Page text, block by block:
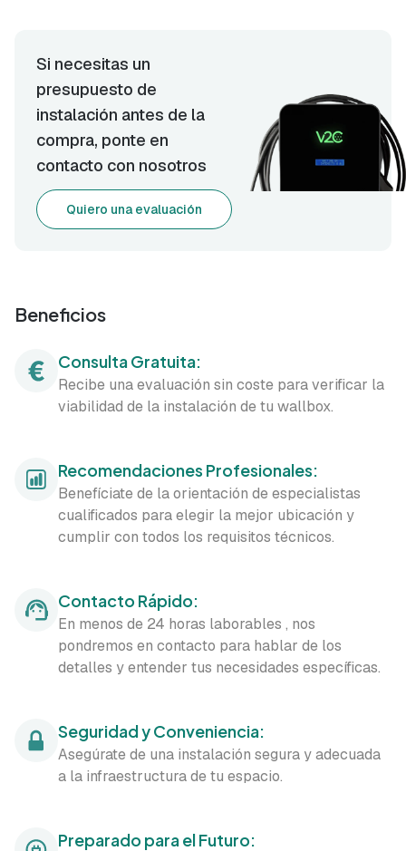
Si necesitas un
presupuesto de
instalación antes de la
compra, ponte en
contacto con nosotros
Quiero una evaluación
Beneficios
Consulta Gratuita:
Recibe una evaluación sin coste para verificar la
viabilidad de la instalación de tu wallbox.
Recomendaciones Profesionales:
Benefíciate de la orientación de especialistas
cualificados para elegir la mejor ubicación y
cumplir con todos los requisitos técnicos.
Contacto Rápido:
En menos de 24 horas laborables , nos
pondremos en contacto para hablar de los
detalles y entender tus necesidades específicas.
Seguridad y Conveniencia:
Asegúrate de una instalación segura y adecuada
a la infraestructura de tu espacio.
Preparado para el Futuro: